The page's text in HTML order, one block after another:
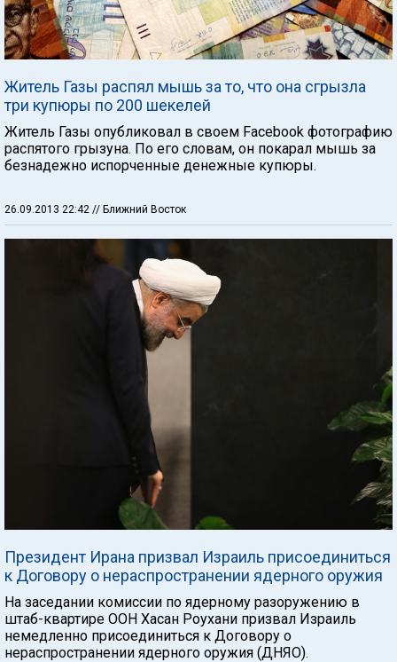
Житель Газы распял мышь за то, что она сгрызла
три купюры по 200 шекелей
Житель Газы опубликовал в своем Facebook фотографию
распятого грызуна. По его словам, он покарал мышь за
безнадежно испорченные денежные купюры.
26.09.2013 22:42 // Ближний Восток
Президент Ирана призвал Израиль присоединиться
к Договору о нераспространении ядерного оружия
На заседании комиссии по ядерному разоружению в
штаб-квартире ООН Хасан Роухани призвал Израиль
немедленно присоединиться к Договору о
нераспространении ядерного оружия (ДНЯО).